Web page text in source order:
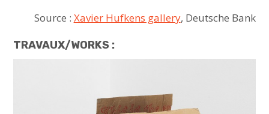
Source : Xavier Hufkens gallery, Deutsche Bank
TRAVAUX/WORKS :